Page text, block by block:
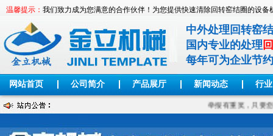
温馨提示： 我们致力成为您满意的合作伙伴！为您提供快速清除回转窑结圈的设备
中外处理回转窑
国内专业的处理
每年可为企业节约
网站首页 公司简介 产品展厅 新闻动态 行
举报有重奖，只要您见到